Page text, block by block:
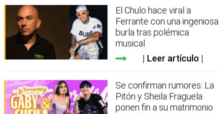
El Chulo hace viral a
Ferrante con una ingeniosa
burla tras polémica
musical
Leer artículo
Se confirman rumores: La
Pitón y Sheila Fraguela
ponen fin a su matrimonio